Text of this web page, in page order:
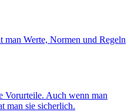
man Werte, Normen und Regeln
Vorurteile. Auch wenn man
man sie sicherlich.